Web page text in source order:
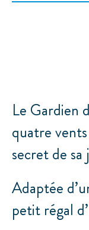
Le Gardien
quatre
secret de
Adaptée
petit régal